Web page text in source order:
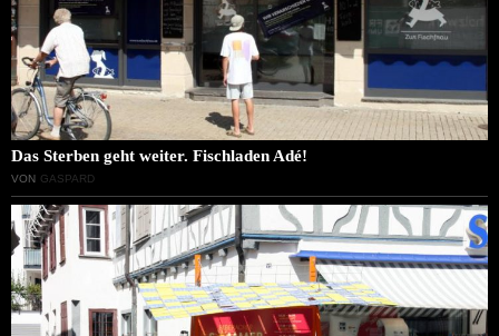
Das Sterben geht weiter. Fischladen Adé!
VON GASPARD